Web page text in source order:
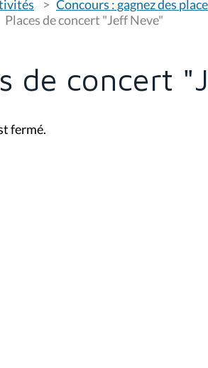
Concours : gagnez des
Places de concert "Jeff Neve"
de concert
fermé.